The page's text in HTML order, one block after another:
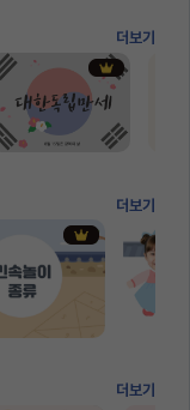
더보기
더보기
더보기